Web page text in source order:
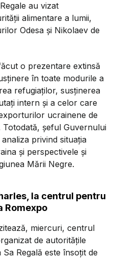
au vizat
alimentare a lumii,
Odesa şi Nikolaev de
o prezentare extinsă
în toate modurile a
refugiaţilor, susţinerea
intern şi a celor care
ucrainene de
şeful Guvernului
privind situaţia
şi perspectivele şi
Mării Negre.
la centrul pentru
Romexpo
miercuri, centrul
de autorităţile
Regală este însoţit de